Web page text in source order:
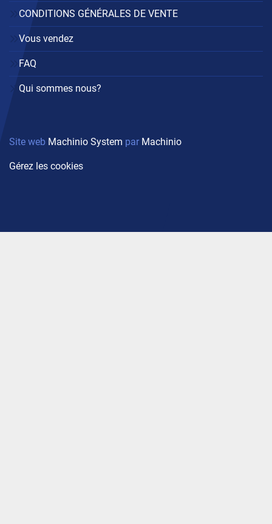
CONDITIONS GÉNÉRALES DE VENTE
Vous vendez
FAQ
Qui sommes nous?
Site web Machinio System par Machinio
Gérez les cookies